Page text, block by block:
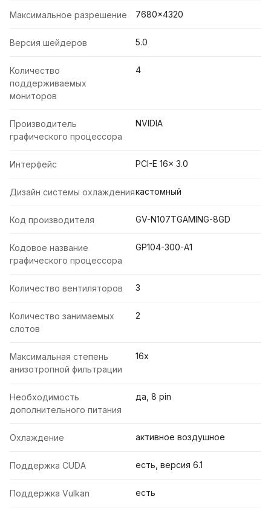
Максимальное разрешение 7680x4320
Версия шейдеров 5.0
Количество
поддерживаемых
мониторов
4
Производитель
графического процессора
NVIDIA
Интерфейс PCI-E 16x 3.0
Дизайн системы охлаждениякастомный
Код производителя GV-N107TGAMING-8GD
Кодовое название
графического процессора
GP104-300-A1
Количество вентиляторов 3
Количество занимаемых
слотов
2
Максимальная степень
анизотропной фильтрации
16x
Необходимость
дополнительного питания
да, 8 pin
Охлаждение активное воздушное
Поддержка CUDA есть, версия 6.1
Поддержка Vulkan есть